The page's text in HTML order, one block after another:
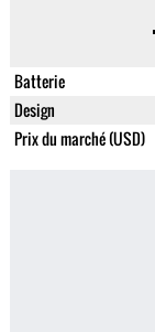
Batterie
Design
Prix du marché (USD)